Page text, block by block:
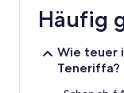
24 Stunden
einen
Aufenthalt
Häufig
Wie teuer
Teneriffa?